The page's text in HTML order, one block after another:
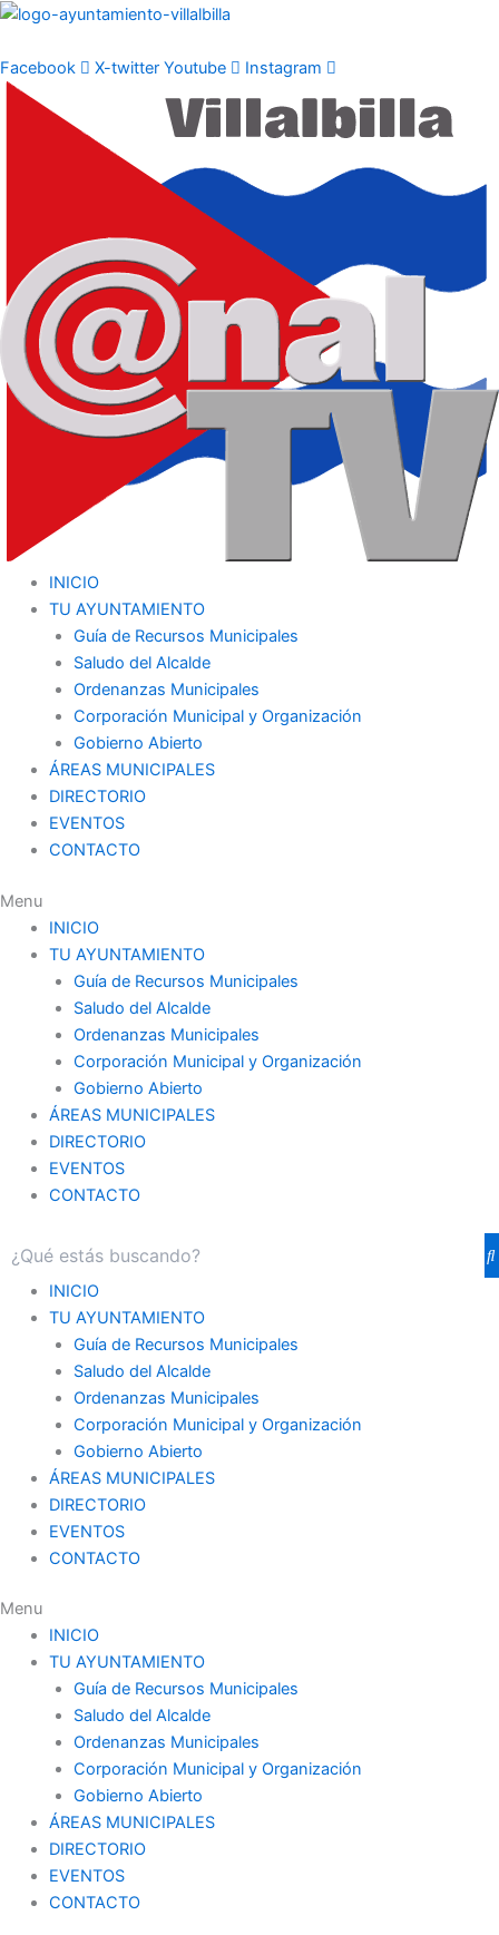
Ir
contenido
Facebook X-twitter Youtube Instagram
INICIO
TU AYUNTAMIENTO
Guía de Recursos Municipales
Saludo del Alcalde
Ordenanzas Municipales
Corporación Municipal y Organización
Gobierno Abierto
ÁREAS MUNICIPALES
DIRECTORIO
EVENTOS
CONTACTO
Menu
INICIO
TU AYUNTAMIENTO
Guía de Recursos Municipales
Saludo del Alcalde
Ordenanzas Municipales
Corporación Municipal y Organización
Gobierno Abierto
ÁREAS MUNICIPALES
DIRECTORIO
EVENTOS
CONTACTO
INICIO
TU AYUNTAMIENTO
Guía de Recursos Municipales
Saludo del Alcalde
Ordenanzas Municipales
Corporación Municipal y Organización
Gobierno Abierto
ÁREAS MUNICIPALES
DIRECTORIO
EVENTOS
CONTACTO
Menu
INICIO
TU AYUNTAMIENTO
Guía de Recursos Municipales
Saludo del Alcalde
Ordenanzas Municipales
Corporación Municipal y Organización
Gobierno Abierto
ÁREAS MUNICIPALES
DIRECTORIO
EVENTOS
CONTACTO